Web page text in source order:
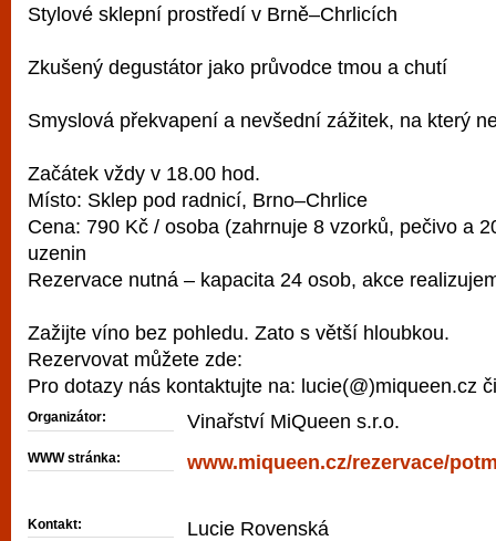
Stylové sklepní prostředí v Brně–Chrlicích
Zkušený degustátor jako průvodce tmou a chutí
Smyslová překvapení a nevšední zážitek, na který
Začátek vždy v 18.00 hod.
Místo: Sklep pod radnicí, Brno–Chrlice
Cena: 790 Kč / osoba (zahrnuje 8 vzorků, pečivo a
uzenin
Rezervace nutná – kapacita 24 osob, akce
Zažijte víno bez pohledu. Zato s větší hloubkou.
Rezervovat můžete zde:
Pro dotazy nás kontaktujte na: lucie(@)miqueen.cz
Organizátor: Vinařství MiQueen s.r.o.
WWW stránka: www.miqueen.cz/rezervace/
Kontakt: Lucie Rovenská